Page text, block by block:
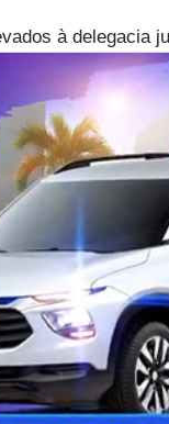
à delegacia